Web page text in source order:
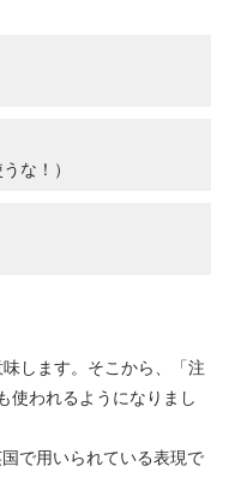
な！）
します。そこから、「注
使われるようになりまし
で用いられている表現で